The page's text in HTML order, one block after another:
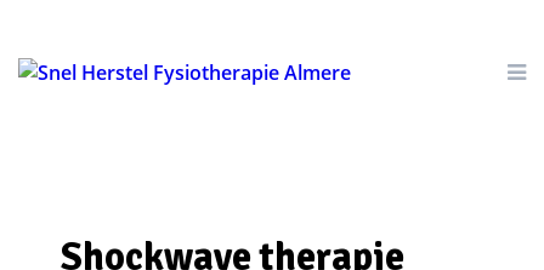
Shockwave therapie